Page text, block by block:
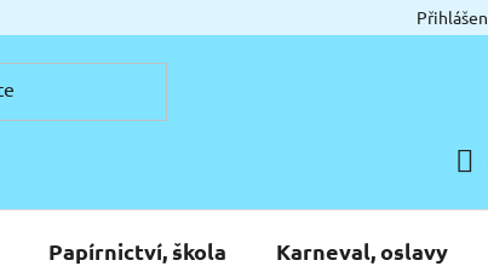
Papírnictví, škola Karneval, oslavy